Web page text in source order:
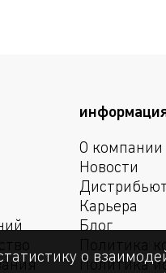
О компании
Новости
Карьера
Блог
Политика
Политика
о